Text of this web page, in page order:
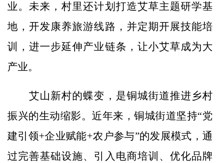
业。未来，村里还计划打造艾草主题研学基
地，开发康养旅游线路，并定期开展技能培
训，进一步延伸产业链条，让小艾草成为大
产业。
艾山新村的蝶变，是铜城街道推进乡村
振兴的生动缩影。近年来，铜城街道坚持“党
建引领+企业赋能+农户参与”的发展模式，通
过完善基础设施、引入电商培训、优化品牌